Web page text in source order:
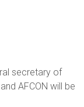
secretary of
AFCON will be